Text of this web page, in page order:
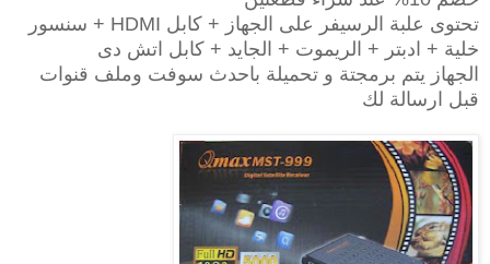
تحتوى علبة الرسيفر على الجهاز + كابل HDMI + سنسور
خلية + ادبتر + الريموت + الجايد + كابل اتش دى
الجهاز يتم برمجتة و تحميلة باحدث سوفت وملف قنوات
قبل ارسالة لك